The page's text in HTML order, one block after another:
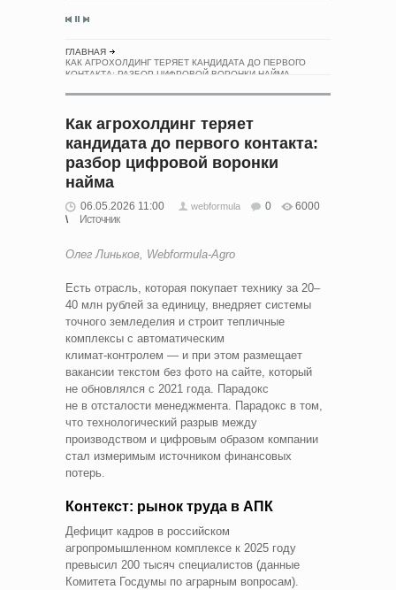
ГЛАВНАЯ
КАК АГРОХОЛДИНГ ТЕРЯЕТ КАНДИДАТА ДО ПЕРВОГО
КОНТАКТА: РАЗБОР ЦИФРОВОЙ ВОРОНКИ НАЙМА
Как агрохолдинг теряет
кандидата до первого контакта:
разбор цифровой воронки
найма
06.05.2026 11:00 webformula 0
6000
Источник
Олег Линьков, Webformula‑Agro
Есть отрасль, которая покупает технику за 20–
40 млн рублей за единицу, внедряет системы
точного земледелия и строит тепличные
комплексы с автоматическим
климат‑контролем — и при этом размещает
вакансии текстом без фото на сайте, который
не обновлялся с 2021 года. Парадокс
не в отсталости менеджмента. Парадокс в том,
что технологический разрыв между
производством и цифровым образом компании
стал измеримым источником финансовых
потерь.
Контекст: рынок труда в АПК
Дефицит кадров в российском
агропромышленном комплексе к 2025 году
превысил 200 тысяч специалистов (данные
Комитета Госдумы по аграрным вопросам).